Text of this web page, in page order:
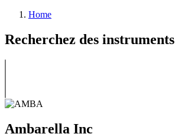
Home
Recherchez des instruments
Ambarella Inc